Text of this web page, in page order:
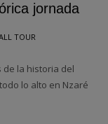
jornada
TOUR
de la historia del
lo alto en Nzaré